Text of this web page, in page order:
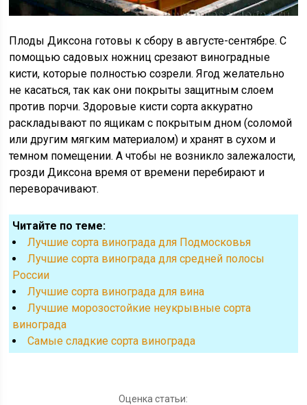
Плоды Диксона готовы к сбору в августе-сентябре. С
помощью садовых ножниц срезают виноградные
кисти, которые полностью созрели. Ягод желательно
не касаться, так как они покрыты защитным слоем
против порчи. Здоровые кисти сорта аккуратно
раскладывают по ящикам с покрытым дном (соломой
или другим мягким материалом) и хранят в сухом и
темном помещении. А чтобы не возникло залежалости,
грозди Диксона время от времени перебирают и
переворачивают.
Читайте по теме:
Лучшие сорта винограда для Подмосковья
Лучшие сорта винограда для средней полосы
России
Лучшие сорта винограда для вина
Лучшие морозостойкие неукрывные сорта
винограда
Cамые сладкие сорта винограда
Оценка статьи: